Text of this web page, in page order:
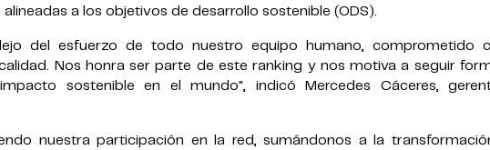
a los objetivos de desarrollo sostenible (ODS).
del esfuerzo de todo nuestro equipo humano, comprometido
Nos honra ser parte de este ranking y nos motiva a seguir
sostenible en el mundo", indicó
Mercedes Cáceres,
nuestra participación en la red, sumándonos a la